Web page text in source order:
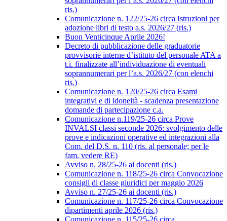
ris.)
Comunicazione n. 122/25-26 circa Istruzioni per
adozione libri di testo a.s. 2026/27 (ris.)
Buon Venticinque Aprile 2026!
Decreto di pubblicazione delle graduatorie
provvisorie interne d’istituto del personale ATA a
t.i. finalizzate all’individuazione di eventuali
soprannumerari per l’a.s. 2026/27 (con elenchi
ris.)
Comunicazione n. 120/25-26 circa Esami
integrativi e di idoneità - scadenza presentazione
domande di partecipazione c.a.
Comunicazione n.119/25-26 circa Prove
INVALSI classi seconde 2026: svolgimento delle
prove e indicazioni operative ed integrazioni alla
Com. del D.S. n. 110 (ris. al personale; per le
fam. vedere RE)
Avviso n. 28/25-26 ai docenti (ris.)
Comunicazione n. 118/25-26 circa Convocazione
consigli di classe giuridici per maggio 2026
Avviso n. 27/25-26 ai docenti (ris.)
Comunicazione n. 117/25-26 circa Convocazione
dipartimenti aprile 2026 (ris.)